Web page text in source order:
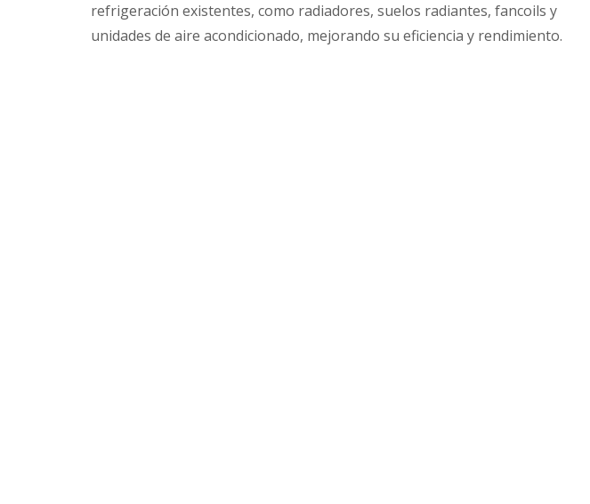
refrigeración existentes, como radiadores, suelos radiantes, fancoils y
unidades de aire acondicionado, mejorando su eficiencia y rendimiento.